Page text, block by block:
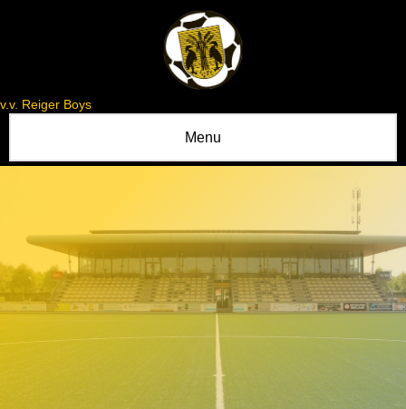
v.v. Reiger Boys
Menu